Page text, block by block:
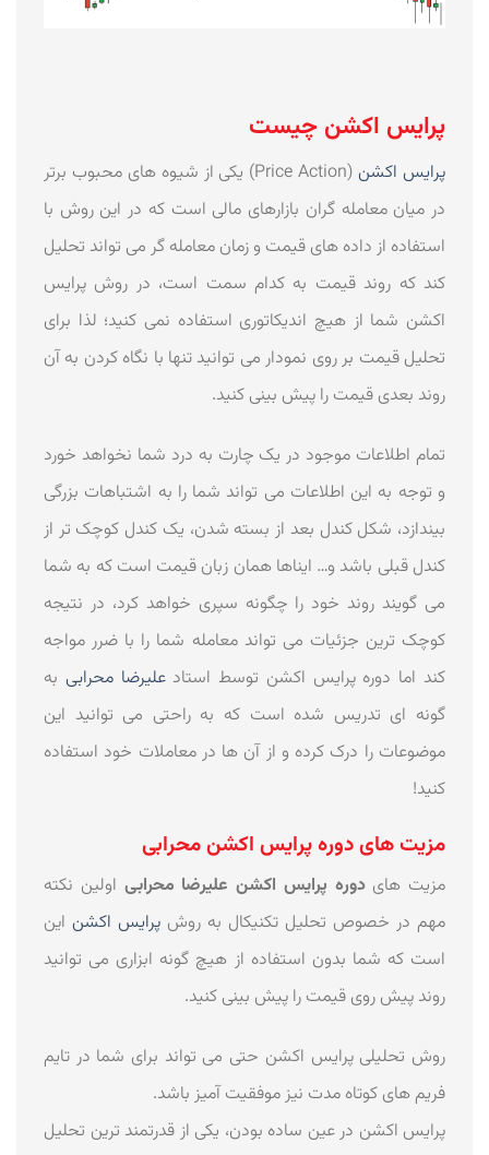
پرایس اکشن چیست
پرایس اکشن
(Price Action) یکی از شیوه های محبوب برتر
در میان معامله گران بازارهای مالی است که در این روش با
استفاده از داده های قیمت و زمان معامله گر می تواند تحلیل
کند که روند قیمت به کدام سمت است، در روش پرایس
اکشن شما از هیچ اندیکاتوری استفاده نمی کنید؛ لذا برای
تحلیل قیمت بر روی نمودار می توانید تنها با نگاه کردن به آن
روند بعدی قیمت را پیش بینی کنید.
تمام اطلاعات موجود در یک چارت به درد شما نخواهد خورد
و توجه به این اطلاعات می تواند شما را به اشتباهات بزرگی
بیندازد، شکل کندل بعد از بسته شدن، یک کندل کوچک تر از
کندل قبلی باشد و… ایناها همان زبان قیمت است که به شما
می گویند روند خود را چگونه سپری خواهد کرد، در نتیجه
کوچک ترین جزئیات می تواند معامله شما را با ضرر مواجه
کند اما دوره پرایس اکشن توسط استادعلیرضا محرابی به
گونه ای تدریس شده است که به راحتی می توانید این
موضوعات را درک کرده و از آن ها در معاملات خود استفاده
کنید!
مزیت های دوره پرایس اکشن محرابی
مزیت های دوره پرایس اکشن علیرضا محرابی اولین نکته
مهم در خصوص تحلیل تکنیکال به روش پرایس اکشن این
است که شما بدون استفاده از هیچ گونه ابزاری می توانید
روند پیش روی قیمت را پیش بینی کنید.
روش تحلیلی پرایس اکشن حتی می تواند برای شما در تایم
فریم های کوتاه مدت نیز موفقیت آمیز باشد.
پرایس اکشن در عین ساده بودن، یکی از قدرتمند ترین تحلیل